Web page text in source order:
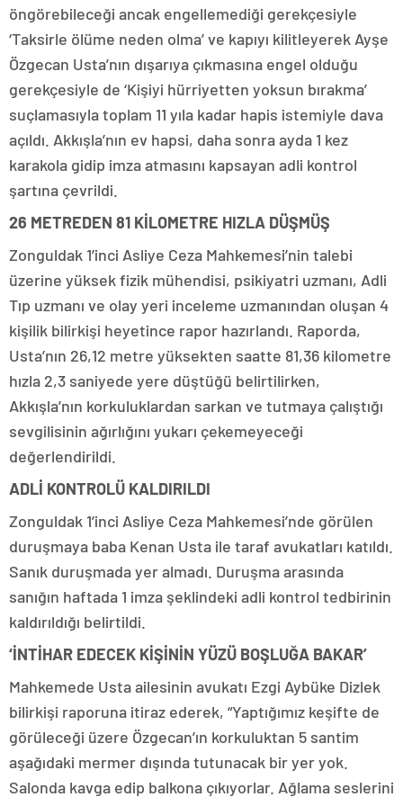
öngörebileceği ancak engellemediği gerekçesiyle
‘Taksirle ölüme neden olma’ ve kapıyı kilitleyerek Ayşe
Özgecan Usta’nın dışarıya çıkmasına engel olduğu
gerekçesiyle de ‘Kişiyi hürriyetten yoksun bırakma’
suçlamasıyla toplam 11 yıla kadar hapis istemiyle dava
açıldı. Akkışla’nın ev hapsi, daha sonra ayda 1 kez
karakola gidip imza atmasını kapsayan adli kontrol
şartına çevrildi.
26 METREDEN 81 KİLOMETRE HIZLA DÜŞMÜŞ
Zonguldak 1’inci Asliye Ceza Mahkemesi’nin talebi
üzerine yüksek fizik mühendisi, psikiyatri uzmanı, Adli
Tıp uzmanı ve olay yeri inceleme uzmanından oluşan 4
kişilik bilirkişi heyetince rapor hazırlandı. Raporda,
Usta’nın 26,12 metre yüksekten saatte 81,36 kilometre
hızla 2,3 saniyede yere düştüğü belirtilirken,
Akkışla’nın korkuluklardan sarkan ve tutmaya çalıştığı
sevgilisinin ağırlığını yukarı çekemeyeceği
değerlendirildi.
ADLİ KONTROLÜ KALDIRILDI
Zonguldak 1’inci Asliye Ceza Mahkemesi’nde görülen
duruşmaya baba Kenan Usta ile taraf avukatları katıldı.
Sanık duruşmada yer almadı. Duruşma arasında
sanığın haftada 1 imza şeklindeki adli kontrol tedbirinin
kaldırıldığı belirtildi.
‘İNTİHAR EDECEK KİŞİNİN YÜZÜ BOŞLUĞA BAKAR’
Mahkemede Usta ailesinin avukatı Ezgi Aybüke Dizlek
bilirkişi raporuna itiraz ederek, “Yaptığımız keşifte de
görüleceği üzere Özgecan’ın korkuluktan 5 santim
aşağıdaki mermer dışında tutunacak bir yer yok.
Salonda kavga edip balkona çıkıyorlar. Ağlama seslerini